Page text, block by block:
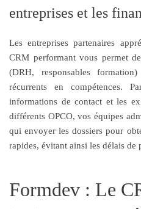
entreprises et les
Les entreprises partenaires
CRM performant vous permet
(DRH, responsables
récurrents en compétences.
informations de contact et les
différents OPCO, vos équipes
qui envoyer les dossiers pour
rapides, évitant ainsi les délais de
Formdev : Le